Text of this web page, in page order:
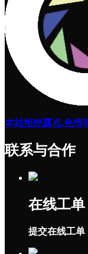
本站拒绝露点,色情
联系与合作
在线工单
提交在线工单